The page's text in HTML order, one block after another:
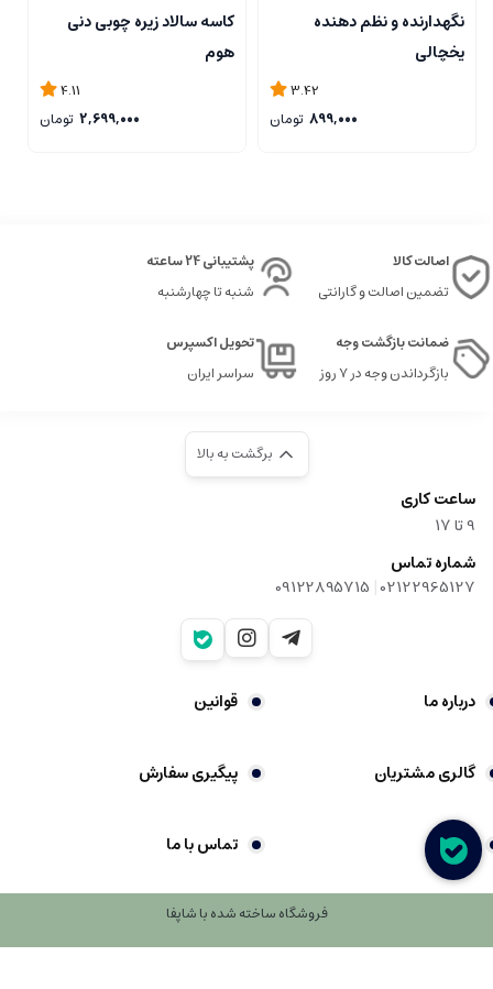
نگهدارنده و نظم دهنده
یخچالی
3.42
899,000 تومان
کاسه سالاد زیره چوبی دنی
هوم
4.11
2,699,000 تومان
اصالت کالا
تضمین اصالت و گارانتی
پشتیبانی 24 ساعته
شنبه تا چهارشنبه
ضمانت بازگشت وجه
بازگرداندن وجه در ۷ روز
تحویل اکسپرس
سراسر ایران
برگشت به بالا
ساعت کاری
9‌ تا ۱۷
شماره تماس
02122965127
|
09122895715
درباره ما قوانین
گالری مشتریان پیگیری سفارش
شکایات تماس با ما
فروشگاه ساخته شده با شاپفا